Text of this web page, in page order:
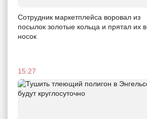
Сотрудник маркетплейса воровал из
посылок золотые кольца и прятал их в
носок
15:27